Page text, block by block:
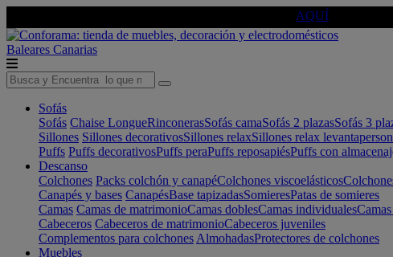
AQUÍ
Baleares Canarias
Sofás
Sofás Chaise LongueRinconerasSofás camaSofás 2 plazasSofás 3
Sillones Sillones decorativosSillones relaxSillones relax
Puffs Puffs decorativosPuffs peraPuffs reposapiésPuffs con
Descanso
Colchones Packs colchón y canapéColchones viscoelásticos
Canapés y bases CanapésBase tapizadasSomieresPatas de somieres
Camas Camas de matrimonioCamas doblesCamas individuales
Cabeceros Cabeceros de matrimonioCabeceros juveniles
Complementos para colchones AlmohadasProtectores de colchones
Muebles